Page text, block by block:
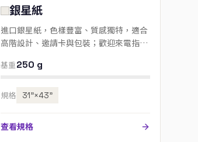
銀星紙
進口銀星紙，色樣豐富、質感獨特，適合
高階設計、邀請卡與包裝；歡迎來電指定
基重250 g
規格 31”×43”
查看規格